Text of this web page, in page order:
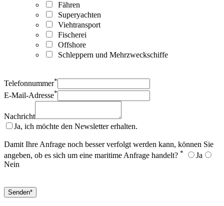
Fähren
Superyachten
Viehtransport
Fischerei
Offshore
Schleppern und Mehrzweckschiffe
Telefonnummer*
E-Mail-Adresse*
Nachricht
Ja, ich möchte den Newsletter erhalten.
Damit Ihre Anfrage noch besser verfolgt werden kann, können Sie
angeben, ob es sich um eine maritime Anfrage handelt? *
Ja
Nein